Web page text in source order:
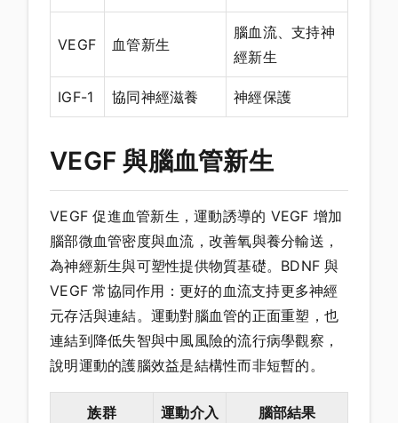
VEGF 血管新生
腦血流、支持神
經新生
IGF-1 協同神經滋養 神經保護
VEGF 與腦血管新生
VEGF 促進血管新生，運動誘導的 VEGF 增加
腦部微血管密度與血流，改善氧與養分輸送，
為神經新生與可塑性提供物質基礎。BDNF 與
VEGF 常協同作用：更好的血流支持更多神經
元存活與連結。運動對腦血管的正面重塑，也
連結到降低失智與中風風險的流行病學觀察，
說明運動的護腦效益是結構性而非短暫的。
族群 運動介入 腦部結果